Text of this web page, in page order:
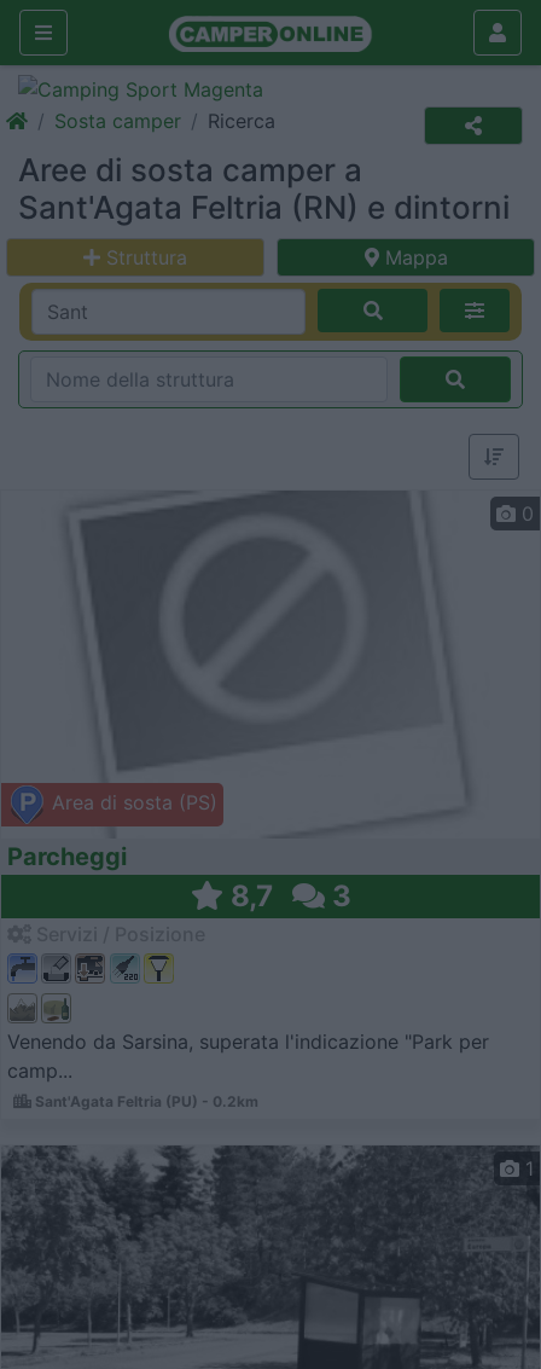
Sosta camper Ricerca
Aree di sosta camper a
Sant'Agata Feltria (RN) e dintorni
Struttura Mappa
Area di sosta (PS)
0
Parcheggi
8,7 3
Venendo da Sarsina, superata l'indicazione "Park per
camp...
Sant'Agata Feltria (PU) - 0.2km
1